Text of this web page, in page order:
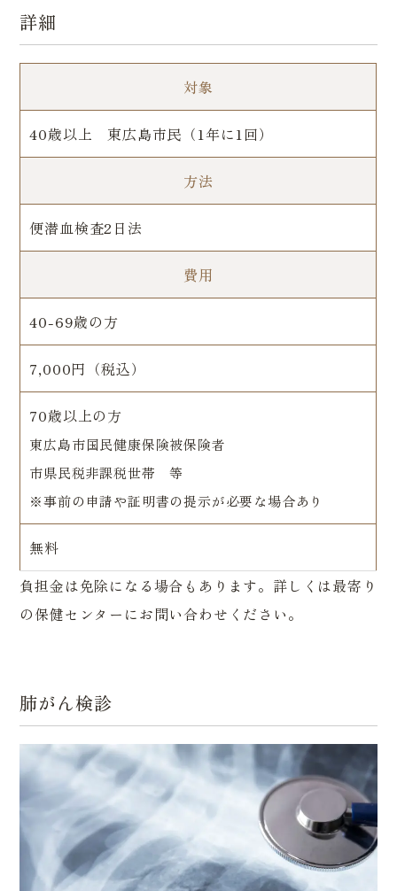
訪問診療 ピロリ菌検査
詳細
対象
40歳以上 東広島市民（1年に1回）
方法
便潜血検査2日法
費用
40-69歳の方
7,000円（税込）
70歳以上の方
東広島市国民健康保険被保険者
市県民税非課税世帯 等
※事前の申請や証明書の提示が必要な場合あり
無料
負担金は免除になる場合もあります。詳しくは最寄り
の保健センターにお問い合わせください。
肺がん検診